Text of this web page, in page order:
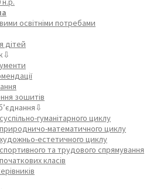
освітніми потребами
дітей
зошитів
гуманітарного циклу
математичного циклу
естетичного циклу
та трудового спрямування
класів